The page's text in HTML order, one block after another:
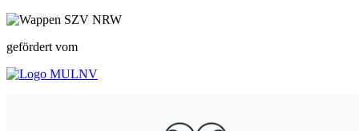
gefördert vom